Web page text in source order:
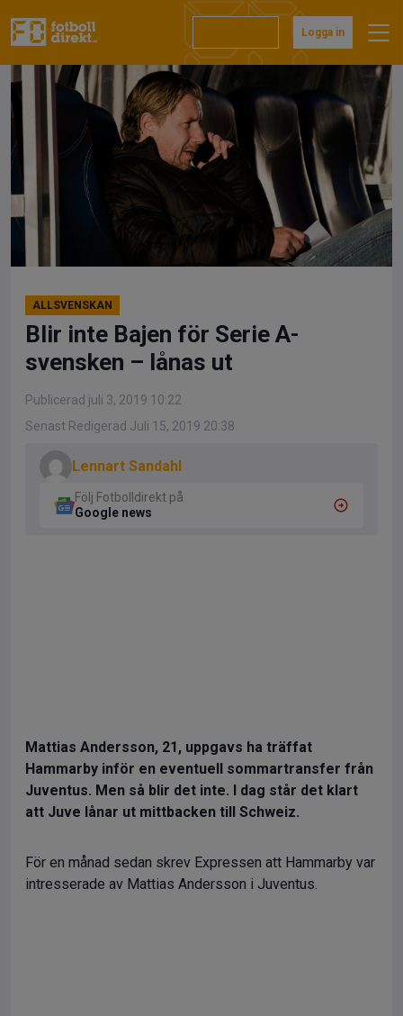
till
Logga in
ALLSVENSKAN
Blir inte Bajen för Serie A-
svensken – lånas ut
Publicerad juli 3, 2019 10:22
Senast Redigerad Juli 15, 2019 20:38
Lennart Sandahl
Följ Fotbolldirekt på
Google news
Mattias Andersson, 21, uppgavs ha träffat
Hammarby inför en eventuell sommartransfer från
Juventus. Men så blir det inte. I dag står det klart
att Juve lånar ut mittbacken till Schweiz.
För en månad sedan skrev Expressen att Hammarby var
intresserade av Mattias Andersson i Juventus.